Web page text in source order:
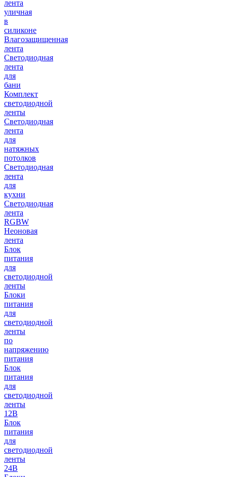
лента
уличная
в
силиконе
Влагозащищенная
лента
Светодиодная
лента
для
бани
Комплект
светодиодной
ленты
Светодиодная
лента
для
натяжных
потолков
Светодиодная
лента
для
кухни
Светодиодная
лента
RGBW
Неоновая
лента
Блок
питания
для
светодиодной
ленты
Блоки
питания
для
светодиодной
ленты
по
напряжению
питания
Блок
питания
для
светодиодной
ленты
12В
Блок
питания
для
светодиодной
ленты
24В